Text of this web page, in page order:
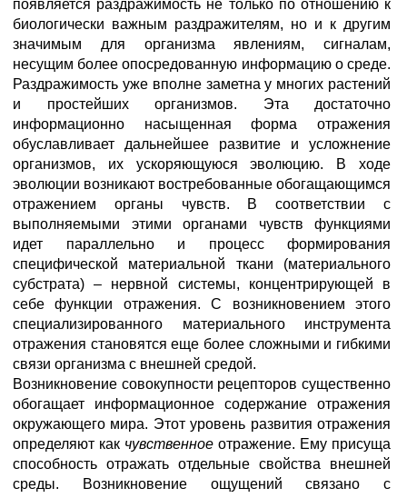
появляется раздражимость не только по отношению к
биологически важным раздражителям, но и к другим
значимым для организма явлениям, сигналам,
несущим более опосредованную информацию о среде.
Раздражимость уже вполне заметна у многих растений
и простейших организмов. Эта достаточно
информационно насыщенная форма отражения
обуславливает дальнейшее развитие и усложнение
организмов, их ускоряющуюся эволюцию. В ходе
эволюции возникают востребованные обогащающимся
отражением органы чувств. В соответствии с
выполняемыми этими органами чувств функциями
идет параллельно и процесс формирования
специфической материальной ткани (материального
субстрата) – нервной системы, концентрирующей в
себе функции отражения. С возникновением этого
специализированного материального инструмента
отражения становятся еще более сложными и гибкими
связи организма с внешней средой.
Возникновение совокупности рецепторов существенно
обогащает информационное содержание отражения
окружающего мира. Этот уровень развития отражения
определяют как чувственное отражение. Ему присуща
способность отражать отдельные свойства внешней
среды. Возникновение ощущений связано с